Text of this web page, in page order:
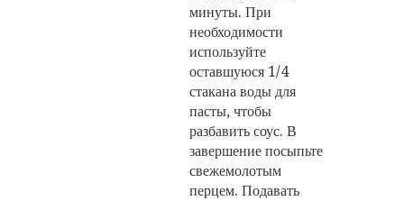
минуты. При
необходимости
используйте
оставшуюся 1/4
стакана воды для
пасты, чтобы
разбавить соус. В
завершение посыпьте
свежемолотым
перцем. Подавать